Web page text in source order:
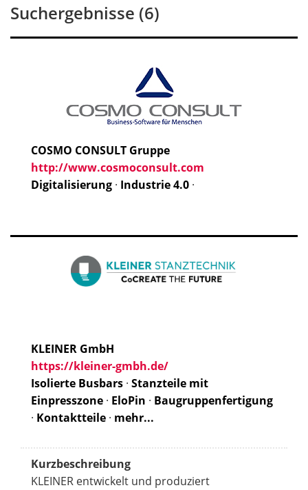
Suchergebnisse (6)
COSMO CONSULT Gruppe
http://www.cosmoconsult.com
Digitalisierung · Industrie 4.0 ·
KLEINER GmbH
https://kleiner-gmbh.de/
Isolierte Busbars · Stanzteile mit
Einpresszone · EloPin · Baugruppenfertigung
· Kontaktteile · mehr...
Kurzbeschreibung
KLEINER entwickelt und produziert